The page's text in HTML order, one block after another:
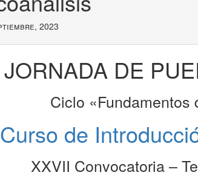
2023
JORNADA DE
Ciclo «Fundamentos
Curso de
XXVII Convocatoria –